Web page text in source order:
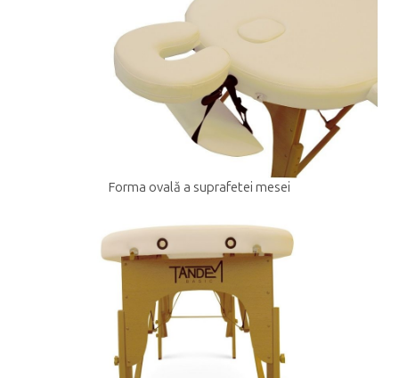
Forma ovală a suprafetei mesei